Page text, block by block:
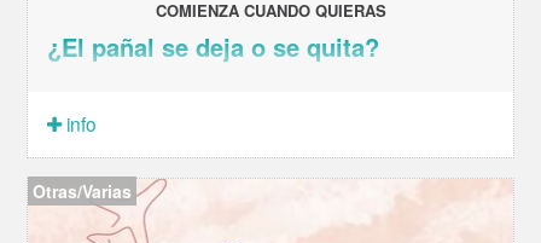
COMIENZA CUANDO QUIERAS
¿El pañal se deja o se quita?
info
Otras/Varias